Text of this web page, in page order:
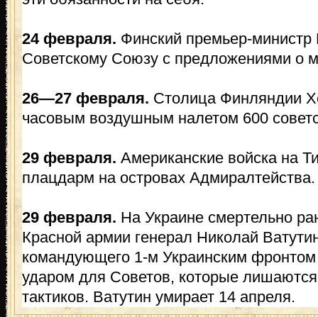
24 февраля. Финский премьер-
Советскому Союзу с предложениями о
26—27 февраля. Столица Финляндии
часовым воздушным налетом 600
29 февраля. Американские войска на
плацдарм на островах Адмиралтейства.
29 февраля. На Украине смертельно
Красной армии генерал Николай
командующего 1-м Украинским
ударом для Советов, которые
тактиков. Ватутин умирает 14 апреля.